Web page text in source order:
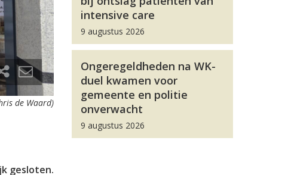
de Waard)
gesloten.
intensive care
9 augustus 2026
Ongeregeldheden na WK-
duel kwamen voor
gemeente en politie
onverwacht
9 augustus 2026